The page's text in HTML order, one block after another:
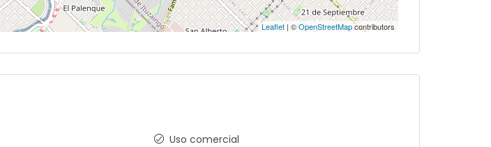
Leaflet | ©OpenStreetMapcontributors
Uso comercial